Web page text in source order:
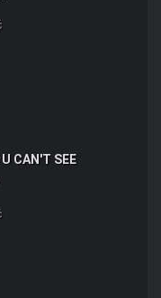
CAN'T SEE